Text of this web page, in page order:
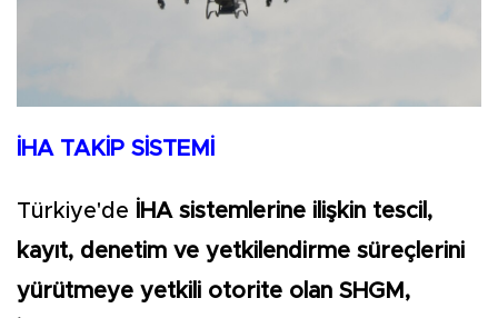
İHA TAKİP SİSTEMİ
Türkiye'de
İHA sistemlerine ilişkin tescil,
kayıt, denetim ve yetkilendirme süreçlerini
yürütmeye yetkili otorite olan SHGM,